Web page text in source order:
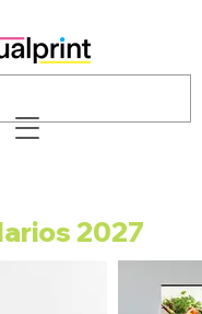
2027